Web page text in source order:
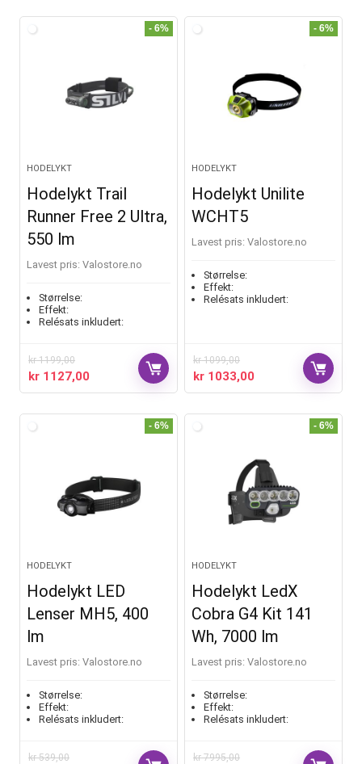
- 6%
HODELYKT
Hodelykt Trail
Runner Free 2 Ultra,
550 lm
Lavest pris: valostore.no
Størrelse:
Effekt:
Relésats inkludert:
kr1199,00
kr 1127,00
- 6%
HODELYKT
Hodelykt Unilite
WCHT5
Lavest pris: valostore.no
Størrelse:
Effekt:
Relésats inkludert:
kr1099,00
kr 1033,00
- 6%
HODELYKT
Hodelykt LED
Lenser MH5, 400
lm
Lavest pris: valostore.no
Størrelse:
Effekt:
Relésats inkludert:
kr539,00
- 6%
HODELYKT
Hodelykt LedX
Cobra G4 Kit 141
Wh, 7000 lm
Lavest pris: valostore.no
Størrelse:
Effekt:
Relésats inkludert:
kr7995,00